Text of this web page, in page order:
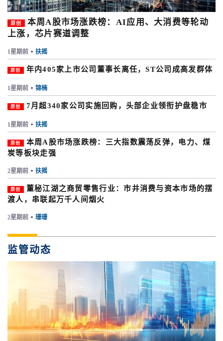
原创
本周A股市场涨跌榜：AI应用、大消费等轮动
上涨，芯片赛道调整
1星期前 • 扶摇
原创 年内405家上市公司董事长离任，ST公司成高发群体
1星期前 • 锦楠
原创 7月超340家公司实施回购，头部企业领衔护盘稳市
1星期前 • 扶摇
原创
本周A股市场涨跌榜：三大指数震荡反弹，电力、煤
炭等板块走强
2星期前 • 扶摇
原创
董秘江湖之商贸零售行业：市井消费与资本市场的摆
渡人，串联起万千人间烟火
2星期前 • 珊珊
监管动态